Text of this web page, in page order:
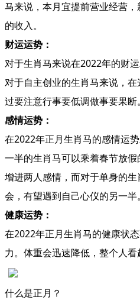
马来说，本月宜提前营业经营
的收入。
财运运势：
对于生肖马来说在2022年的财
对于自主创业的生肖马来说，
过要注意行事要低调做事要果断。
感情运势：
在2022年正月生肖马的感情运
一半的生肖马可以乘着春节放假
增进两人感情，而对于单身的
会，有望遇到自己心仪的另一半。
健康运势：
在2022年正月生肖马的健康状
力。体重会迅速降低，整个人看
什么是正月？